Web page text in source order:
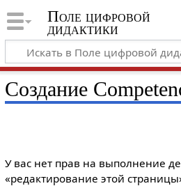
Поле цифровой
дидактики
Создание
У вас нет прав на выполнение
«редактирование этой